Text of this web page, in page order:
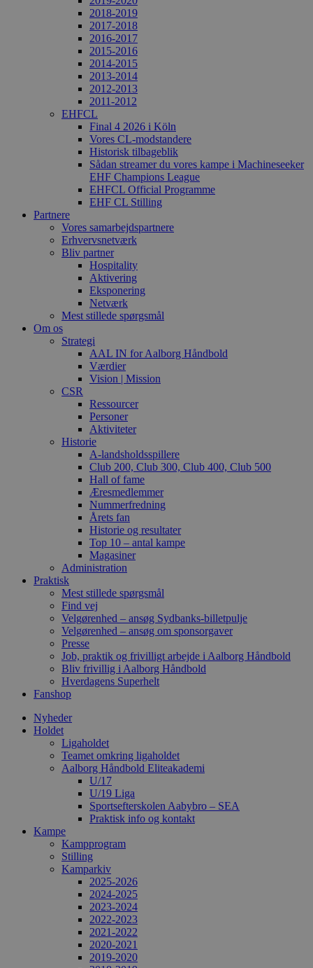
2018-2019
2017-2018
2016-2017
2015-2016
2014-2015
2013-2014
2012-2013
2011-2012
EHFCL
Final 4 2026 i Köln
Vores CL-modstandere
Historisk tilbageblik
Sådan streamer du vores kampe i Machineseeker
EHF Champions League
EHFCL Official Programme
EHF CL Stilling
Partnere
Vores samarbejdspartnere
Erhvervsnetværk
Bliv partner
Hospitality
Aktivering
Eksponering
Netværk
Mest stillede spørgsmål
Om os
Strategi
AAL IN for Aalborg Håndbold
Værdier
Vision | Mission
CSR
Ressourcer
Personer
Aktiviteter
Historie
A-landsholdsspillere
Club 200, Club 300, Club 400, Club 500
Hall of fame
Æresmedlemmer
Nummerfredning
Årets fan
Historie og resultater
Top 10 – antal kampe
Magasiner
Administration
Praktisk
Mest stillede spørgsmål
Find vej
Velgørenhed – ansøg Sydbanks-billetpulje
Velgørenhed – ansøg om sponsorgaver
Presse
Job, praktik og frivilligt arbejde i Aalborg Håndbold
Bliv frivillig i Aalborg Håndbold
Hverdagens Superhelt
Fanshop
Nyheder
Holdet
Ligaholdet
Teamet omkring ligaholdet
Aalborg Håndbold Eliteakademi
U/17
U/19 Liga
Sportsefterskolen Aabybro – SEA
Praktisk info og kontakt
Kampe
Kampprogram
Stilling
Kamparkiv
2025-2026
2024-2025
2023-2024
2022-2023
2021-2022
2020-2021
2019-2020